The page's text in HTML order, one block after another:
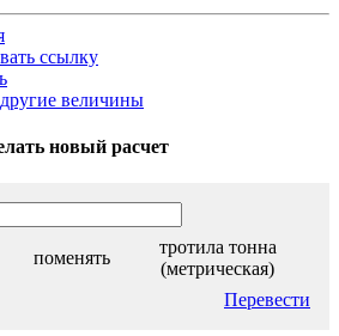
ссылку
величины
новый расчет
поменять
тротила тонна
(метрическая)
Перевести